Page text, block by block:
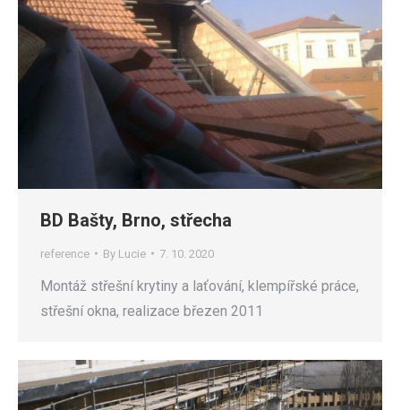
BD Bašty, Brno, střecha
reference By Lucie 7. 10. 2020
Montáž střešní krytiny a laťování, klempířské práce,
střešní okna, realizace březen 2011